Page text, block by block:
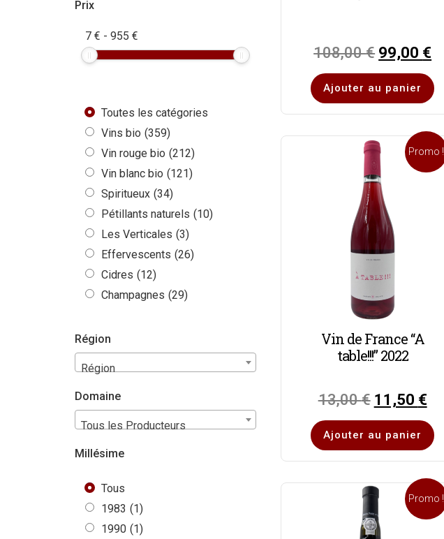
Prix
7 € - 955 €
Toutes les catégories
Vins bio (359)
Vin rouge bio (212)
Vin blanc bio (121)
Spiritueux (34)
Pétillants naturels (10)
Les Verticales (3)
Effervescents (26)
Cidres (12)
Champagnes (29)
Région
Région
Domaine
Tous les Producteurs
Millésime
Tous
1983 (1)
1990 (1)
108,00€ 99,00 €
Ajouter au panier
Promo !
Vin de France “A
table!!!” 2022
13,00€ 11,50 €
Ajouter au panier
Promo !